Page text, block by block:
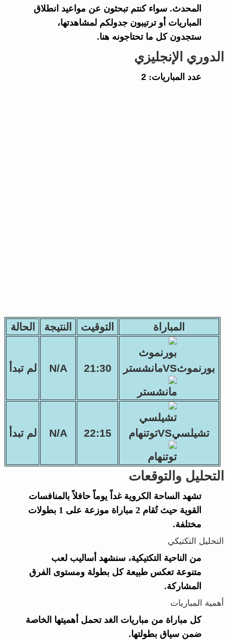
المحدث. سواء كنتم تبحثون عن مواعيد انطلاق
المباريات أو ترتيبون جدولكم لمشاهدتها،
ستجدون كل ما تحتاجونه هنا.
الدوري الإنجليزي
عدد المباريات:2
المباراة التوقيت النتيجة الحالة
بورنموثVSمانشستر 21:30
N/A لم تبدأ
تشيلسيVSتوتنهام 22:15
N/A لم تبدأ
التحليل والتوقعات
تشهد الساحة الكروية غداً يوماً حافلاً بالمنافسات
القوية حيث تُقام 2 مباراة موزعة على 1 بطولات
مختلفة.
التحليل التكتيكي
من الناحية التكتيكية، سنشهد أساليب لعب
متنوعة تعكس طبيعة كل بطولة ومستوى الفرق
المشاركة.
أهمية المباريات
كل مباراة من مباريات الغد تحمل أهميتها الخاصة
ضمن سياق بطولتها.